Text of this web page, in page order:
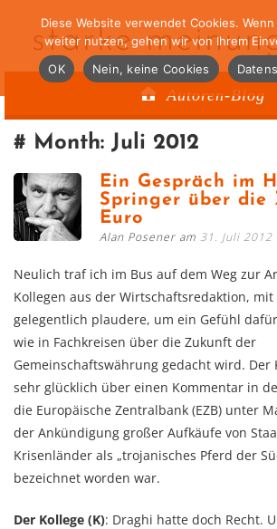
starke-
Autoren-Blog
Month: Juli 2012
Ein Gespräch im
Springer über die
Euro
Alan Posener am 31. Juli 2012
Neulich traf ich im Bus auf dem Weg zur
Kollegen aus der Wirtschaftsredaktion, mit
gelegentlich plaudere, um ein Gefühl
wie in Fachkreisen über die Zukunft der
Gemeinschaftswährung gedacht wird. Der
sehr glücklich über einen Kommentar in
die Europäische Zentralbank (EZB) unter
der Ankündigung großer Aufkäufe von
Krisenländer als „trojanisches Pferd der
bezeichnet worden war.
Der Kollege (K): Draghi hatte doch Recht.
Diese Website verwendet Cookies.
weiter nutzen, gehen wir von Ihrem
OK
Nein, keine Cookies